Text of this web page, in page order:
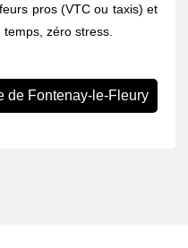
pros (VTC ou taxis) et
zéro stress.
de Fontenay-le-Fleury